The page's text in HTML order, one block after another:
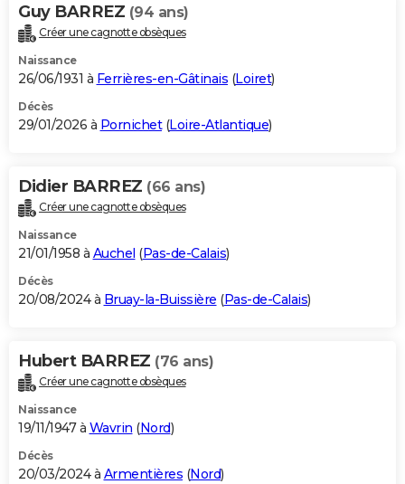
Carte de Noël
Carte Bonne année
Carte Saint-Valentin
Carte Pâques
Carte d'anniversaire
DICTIONNAIRE
Dictionnaire
Biographies
Citations
Expressions
Proverbes
PROGRAMME TV
S'inscrire
Se connecter
Lycées
Collèges
Primaires
Universités
Entreprises
Service militaire
Avis de recherche
AVIS DE DÉCÈS
Bricolage
Lifestyle
Culture
Sport
Auto
Television
Voyage
Cinema
Guy BARREZ (94 ans)
Créer une cagnotte obsèques
Naissance
26/06/1931 à Ferrières-en-Gâtinais (Loiret)
Décès
29/01/2026 à Pornichet(Loire-Atlantique)
Didier BARREZ (66 ans)
Créer une cagnotte obsèques
Naissance
21/01/1958 à Auchel (Pas-de-Calais)
Décès
20/08/2024 à Bruay-la-Buissière (Pas-de-Calais)
Hubert BARREZ (76 ans)
Créer une cagnotte obsèques
Naissance
19/11/1947 à Wavrin (Nord)
Décès
20/03/2024 à Armentières (Nord)